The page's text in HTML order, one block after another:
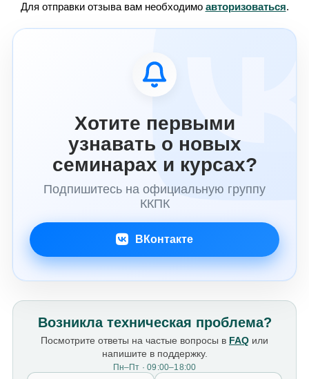
Для отправки отзыва вам необходимо авторизоваться.
Хотите первыми
узнавать о новых
семинарах и курсах?
Подпишитесь на официальную группу
ККПК
ВКонтакте
Возникла техническая проблема?
Посмотрите ответы на частые вопросы в FAQ или
напишите в поддержку.
Пн–Пт · 09:00–18:00